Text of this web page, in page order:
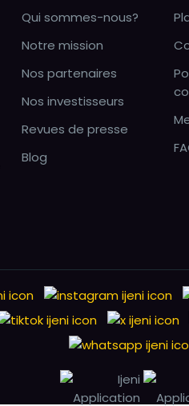
Qui sommes-nous?
Notre mission
Nos partenaires
Nos investisseurs
Revues de presse
Blog